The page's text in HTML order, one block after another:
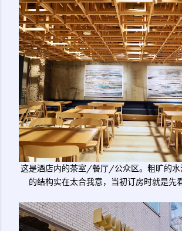
这是酒店内的茶室/餐厅/公众区。粗旷的水
的结构实在太合我意，当初订房时就是先